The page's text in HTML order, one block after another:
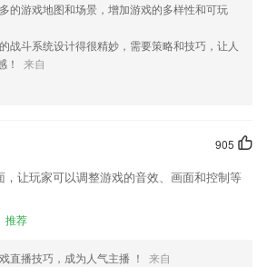
的游戏地图和场景，增加游戏的多样性和可玩
战斗系统设计得很精妙，需要策略和技巧，让人
！
来自
905
，让玩家可以调整游戏的音效、画面和控制等
推荐
直播技巧，成为人气主播 ！ 来自